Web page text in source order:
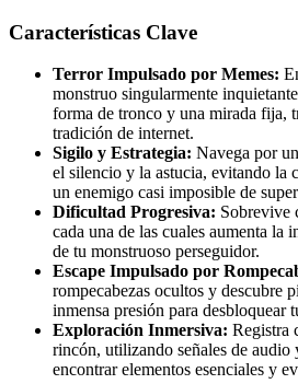
Características Clave
Terror Impulsado por Memes:
monstruo singularmente
forma de tronco y una mirada fija,
tradición de internet.
Sigilo y Estrategia: Navega por
el silencio y la astucia, evitando la
un enemigo casi imposible de
Dificultad Progresiva: Sobrevive
cada una de las cuales aumenta la
de tu monstruoso perseguidor.
Escape Impulsado por
rompecabezas ocultos y descubre
inmensa presión para desbloquear
Exploración Inmersiva: Registra
rincón, utilizando señales de audio
encontrar elementos esenciales y